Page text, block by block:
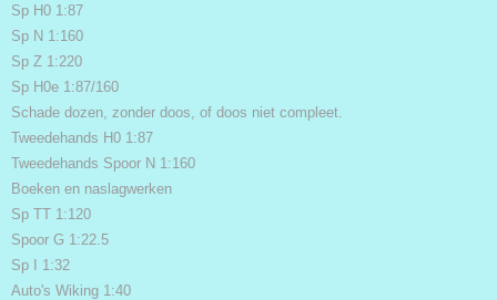
Sp H0 1:87
Sp N 1:160
Sp Z 1:220
Sp H0e 1:87/160
Schade dozen, zonder doos, of doos niet compleet.
Tweedehands H0 1:87
Tweedehands Spoor N 1:160
Boeken en naslagwerken
Sp TT 1:120
Spoor G 1:22.5
Sp I 1:32
Auto's Wiking 1:40